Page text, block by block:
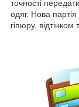
точності
одяг. Нова
гіпюру, відтінком